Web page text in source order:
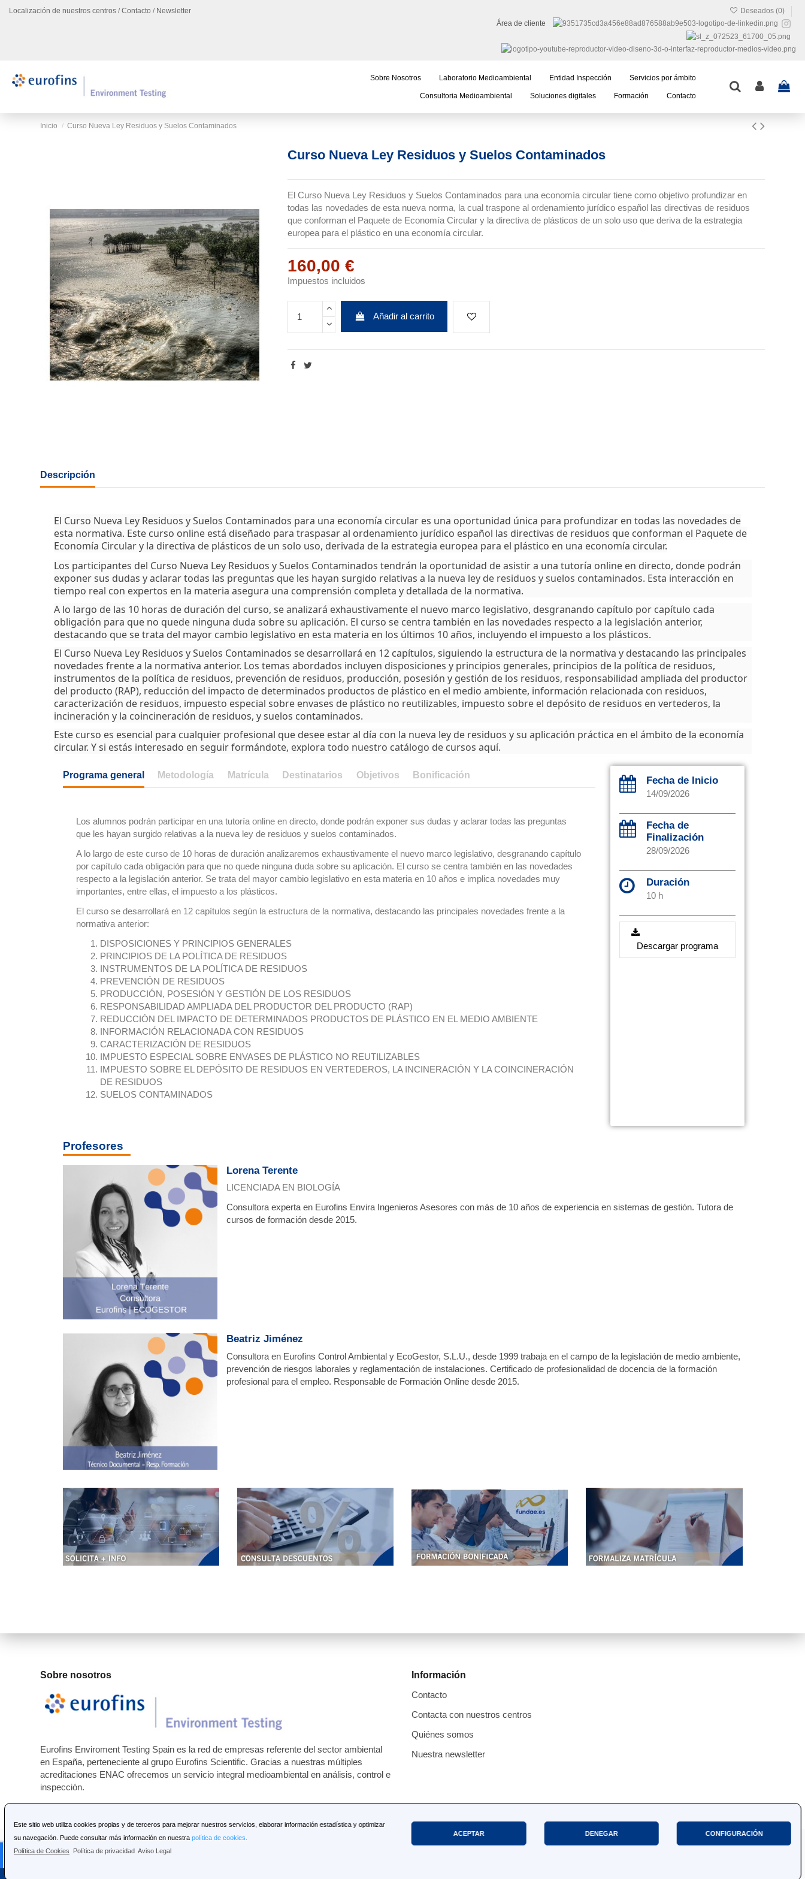
Localización de nuestros centros / Contacto / Newsletter Deseados (0)
Área de cliente
Sobre Nosotros Laboratorio Medioambiental Entidad Inspección Servicios por ámbito
Consultoria Medioambiental Soluciones digitales Formación Contacto
Inicio Curso Nueva Ley Residuos y Suelos Contaminados
Curso Nueva Ley Residuos y Suelos Contaminados
El Curso Nueva Ley Residuos y Suelos Contaminados para una economía circular tiene como objetivo profundizar en
todas las novedades de esta nueva norma, la cual traspone al ordenamiento jurídico español las directivas de residuos
que conforman el Paquete de Economía Circular y la directiva de plásticos de un solo uso que deriva de la estrategia
europea para el plástico en una economía circular.
160,00 €
Impuestos incluidos
Añadir al carrito
Descripción
El Curso Nueva Ley Residuos y Suelos Contaminados para una economía circular es una oportunidad única para profundizar en todas las novedades de
esta normativa. Este curso online está diseñado para traspasar al ordenamiento jurídico español las directivas de residuos que conforman el Paquete de
Economía Circular y la directiva de plásticos de un solo uso, derivada de la estrategia europea para el plástico en una economía circular.
Los participantes del Curso Nueva Ley Residuos y Suelos Contaminados tendrán la oportunidad de asistir a una tutoría online en directo, donde podrán
exponer sus dudas y aclarar todas las preguntas que les hayan surgido relativas a la nueva ley de residuos y suelos contaminados. Esta interacción en
tiempo real con expertos en la materia asegura una comprensión completa y detallada de la normativa.
A lo largo de las 10 horas de duración del curso, se analizará exhaustivamente el nuevo marco legislativo, desgranando capítulo por capítulo cada
obligación para que no quede ninguna duda sobre su aplicación. El curso se centra también en las novedades respecto a la legislación anterior,
destacando que se trata del mayor cambio legislativo en esta materia en los últimos 10 años, incluyendo el impuesto a los plásticos.
El Curso Nueva Ley Residuos y Suelos Contaminados se desarrollará en 12 capítulos, siguiendo la estructura de la normativa y destacando las principales
novedades frente a la normativa anterior. Los temas abordados incluyen disposiciones y principios generales, principios de la política de residuos,
instrumentos de la política de residuos, prevención de residuos, producción, posesión y gestión de los residuos, responsabilidad ampliada del productor
del producto (RAP), reducción del impacto de determinados productos de plástico en el medio ambiente, información relacionada con residuos,
caracterización de residuos, impuesto especial sobre envases de plástico no reutilizables, impuesto sobre el depósito de residuos en vertederos, la
incineración y la coincineración de residuos, y suelos contaminados.
Este curso es esencial para cualquier profesional que desee estar al día con la nueva ley de residuos y su aplicación práctica en el ámbito de la economía
circular. Y si estás interesado en seguir formándote, explora todo nuestro catálogo de cursos aquí.
Programa general Metodología Matrícula Destinatarios Objetivos Bonificación
Los alumnos podrán participar en una tutoría online en directo, donde podrán exponer sus dudas y aclarar todas las preguntas
que les hayan surgido relativas a la nueva ley de residuos y suelos contaminados.
A lo largo de este curso de 10 horas de duración analizaremos exhaustivamente el nuevo marco legislativo, desgranando capítulo
por capítulo cada obligación para que no quede ninguna duda sobre su aplicación. El curso se centra también en las novedades
respecto a la legislación anterior. Se trata del mayor cambio legislativo en esta materia en 10 años e implica novedades muy
importantes, entre ellas, el impuesto a los plásticos.
El curso se desarrollará en 12 capítulos según la estructura de la normativa, destacando las principales novedades frente a la
normativa anterior:
DISPOSICIONES Y PRINCIPIOS GENERALES
PRINCIPIOS DE LA POLÍTICA DE RESIDUOS
INSTRUMENTOS DE LA POLÍTICA DE RESIDUOS
PREVENCIÓN DE RESIDUOS
PRODUCCIÓN, POSESIÓN Y GESTIÓN DE LOS RESIDUOS
RESPONSABILIDAD AMPLIADA DEL PRODUCTOR DEL PRODUCTO (RAP)
REDUCCIÓN DEL IMPACTO DE DETERMINADOS PRODUCTOS DE PLÁSTICO EN EL MEDIO AMBIENTE
INFORMACIÓN RELACIONADA CON RESIDUOS
CARACTERIZACIÓN DE RESIDUOS
IMPUESTO ESPECIAL SOBRE ENVASES DE PLÁSTICO NO REUTILIZABLES
IMPUESTO SOBRE EL DEPÓSITO DE RESIDUOS EN VERTEDEROS, LA INCINERACIÓN Y LA COINCINERACIÓN
DE RESIDUOS
SUELOS CONTAMINADOS
Fecha de Inicio
14/09/2026
Fecha de
Finalización
28/09/2026
Duración
10 h
Descargar programa
Profesores
Lorena Terente
LICENCIADA EN BIOLOGÍA
Consultora experta en Eurofins Envira Ingenieros Asesores con más de 10 años de experiencia en sistemas de gestión. Tutora de
cursos de formación desde 2015.
Beatriz Jiménez
Consultora en Eurofins Control Ambiental y EcoGestor, S.L.U., desde 1999 trabaja en el campo de la legislación de medio ambiente,
prevención de riesgos laborales y reglamentación de instalaciones. Certificado de profesionalidad de docencia de la formación
profesional para el empleo. Responsable de Formación Online desde 2015.
Sobre nosotros
Eurofins Enviroment Testing Spain es la red de empresas referente del sector ambiental
en España, perteneciente al grupo Eurofins Scientific. Gracias a nuestras múltiples
acreditaciones ENAC ofrecemos un servicio integral medioambiental en análisis, control e
inspección.
Información
Contacto
Contacta con nuestros centros
Quiénes somos
Nuestra newsletter
© 2024 Eurofins Environment Testing Spain: Todos los derechos reservados.
Posicionamiento WebPrisma ID
Este sitio web utiliza cookies propias y de terceros para mejorar nuestros servicios, elaborar información estadística y optimizar
su navegación. Puede consultar más información en nuestra política de cookies
Política de Cookies
Política de privacidad Aviso Legal
ACEPTAR DENEGAR CONFIGURACIÓN